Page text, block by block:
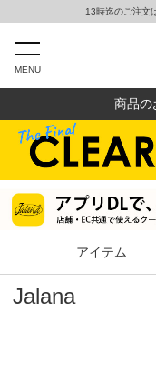
13時迄のご注文
MENU
商品の
アイテム
Jalana